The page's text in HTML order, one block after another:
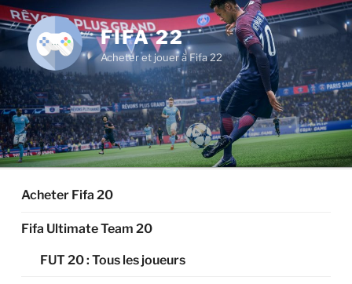
Aller
au
contenu
principal
FIFA 22
Acheter et jouer à Fifa 22
Acheter Fifa 20
Fifa Ultimate Team 20
FUT 20 : Tous les joueurs